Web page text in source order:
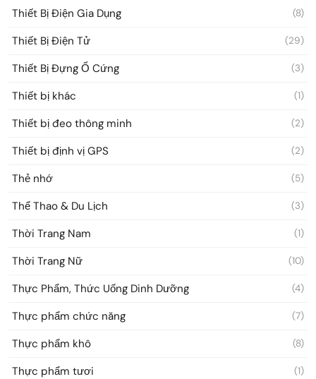
Thiết Bị Điện Gia Dụng (8)
Thiết Bị Điện Tử (29)
Thiết Bị Đựng Ổ Cứng (3)
Thiết bị khác (1)
Thiết bị đeo thông minh (2)
Thiết bị định vị GPS (2)
Thẻ nhớ (5)
Thể Thao & Du Lịch (3)
Thời Trang Nam (1)
Thời Trang Nữ (10)
Thực Phẩm, Thức Uống Dinh Dưỡng (4)
Thực phẩm chức năng (7)
Thực phẩm khô (8)
Thực phẩm tươi (1)